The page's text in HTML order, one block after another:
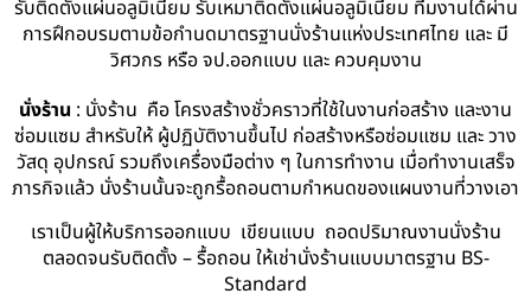
รับติดตั้งแผ่นอลูมิเนียม รับเหมาติดตั้งแผ่นอลูมิเนียม ทีมงานได้ผ่าน
การฝึกอบรมตามข้อกำนดมาตรฐานนั่งร้านแห่งประเทศไทย และ มี
วิศวกร หรือ จป.ออกแบบ และ ควบคุมงาน
นั่งร้าน : นั่งร้าน คือ โครงสร้างชั่วคราวที่ใช้ในงานก่อสร้าง และงาน
ซ่อมแซม สำหรับให้ ผู้ปฏิบัติงานขึ้นไป ก่อสร้างหรือซ่อมแซม และ วาง
วัสดุ อุปกรณ์ รวมถึงเครื่องมือต่าง ๆ ในการทำงาน เมื่อทำงานเสร็จ
ภารกิจแล้ว นั่งร้านนั้นจะถูกรื้อถอนตามกำหนดของแผนงานที่วางเอา
เราเป็นผู้ให้บริการออกแบบ เขียนแบบ ถอดปริมาณงานนั่งร้าน
ตลอดจนรับติดตั้ง – รื้อถอน ให้เช่านั่งร้านแบบมาตรฐาน BS-
Standard